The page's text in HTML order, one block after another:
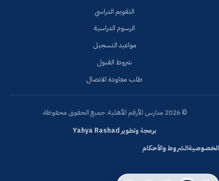
التقويم الدراسي
الرسوم الدراسية
مواعيد التسجيل
شروط القبول
طلب معاودة الاتصال
© 2026 مدارس الأرقم الأهلية. جميع الحقوق محفوظة.
برمجة وتطوير Yahya Rashad
الخصوصيةالشروط والأحكام